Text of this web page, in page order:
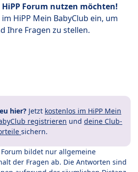
HiPP Forum nutzen möchten!
HiPP Mein BabyClub ein, um
Ihre Fragen zu stellen.
hier? Jetzt kostenlos im HiPP Mein
registrieren und deine Club-
sichern.
bildet nur allgemeine
der Fragen ab. Die Antworten sind